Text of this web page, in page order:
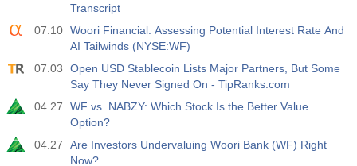
USD
私人非农就业人口
实际值
预测值
40 K
前值
49 K
USD
U6 失业率
实际值
预测值
前值
Transcript
07.10 Woori Financial: Assessing Potential Interest Rate And
AI Tailwinds (NYSE:WF)
07.03
Open USD Stablecoin Lists Major Partners, But Some
Say They Never Signed On - TipRanks.com
04.27
WF vs. NABZY: Which Stock Is the Better Value
Option?
04.27
Are Investors Undervaluing Woori Bank (WF) Right
Now?